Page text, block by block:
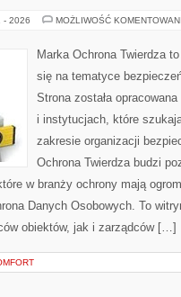
- 2026 MOŻLIWOŚĆ
Marka Ochrona Twierdza
się na tematyce
Strona została
i instytucjach, które
zakresie organizacji
Ochrona Twierdza budzi
w branży ochrony mają
Danych Osobowych. To
obiektów, jak i zarządców […]